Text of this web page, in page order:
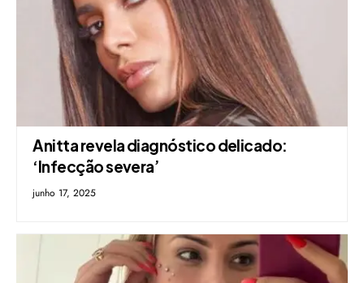
Anitta revela diagnóstico delicado:
‘Infecção severa’
junho 17, 2025